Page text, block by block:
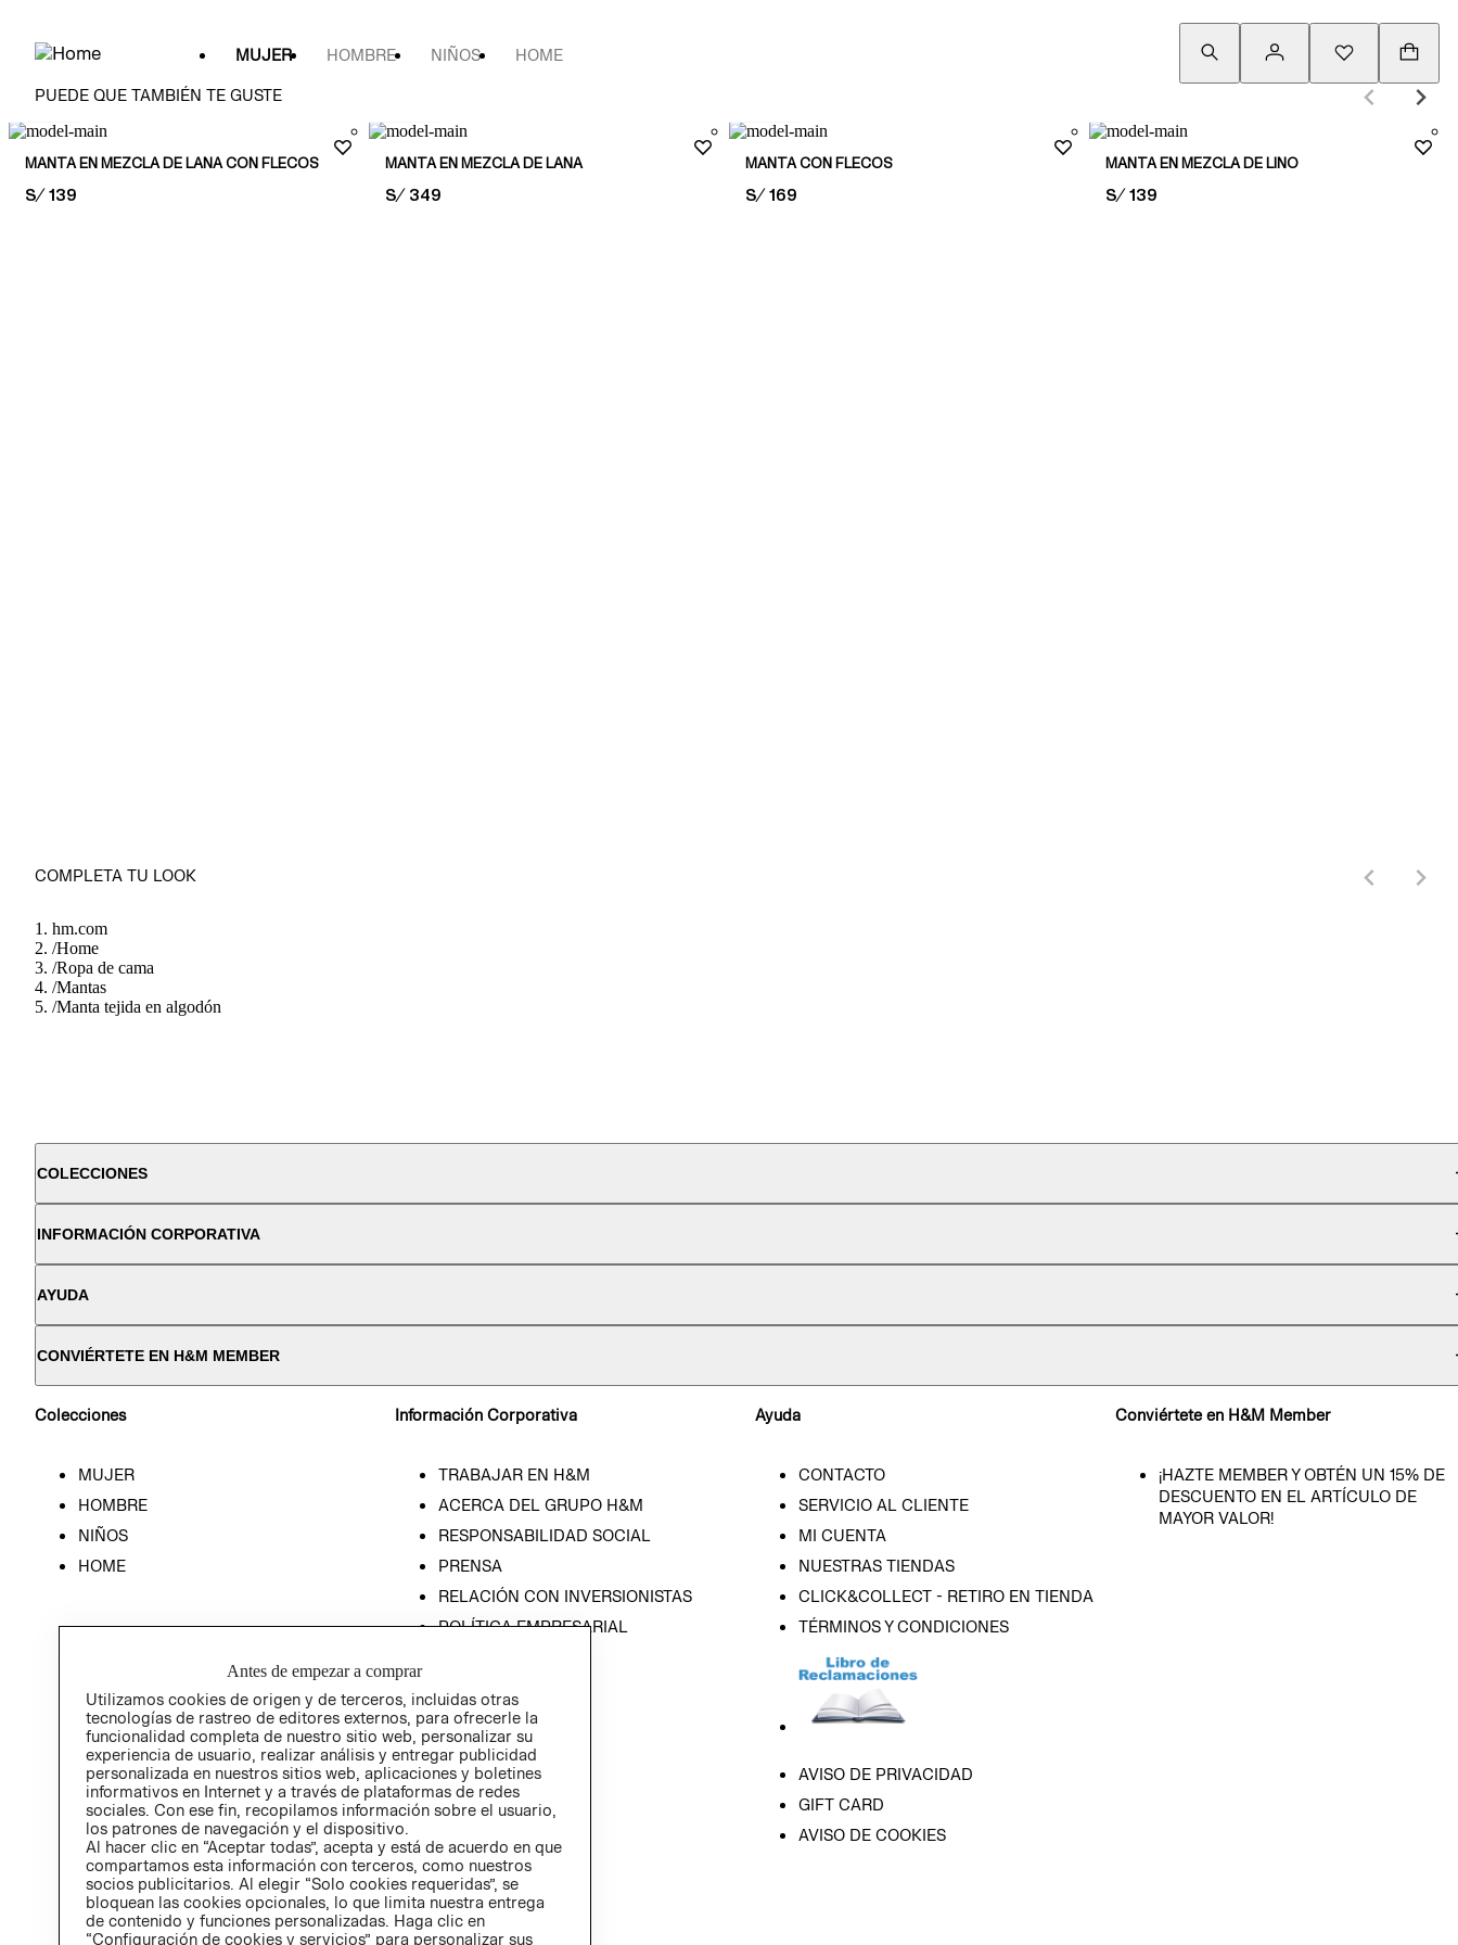
MUJER HOMBRE NIÑOS HOME
PUEDE QUE TAMBIÉN TE GUSTE
MANTA EN MEZCLA DE LANA CON FLECOS
PRICE:
S/ 139
MANTA EN MEZCLA DE LANA
PRICE:
S/ 349
MANTA CON FLECOS
PRICE:
S/ 169
MANTA EN MEZCLA DE LINO
PRICE:
S/ 139
COMPLETA TU LOOK
hm.com
/Home
/Ropa de cama
/Mantas
/Manta tejida en algodón
COLECCIONES
INFORMACIÓN CORPORATIVA
AYUDA
CONVIÉRTETE EN H&M MEMBER
Colecciones
MUJER
HOMBRE
NIÑOS
HOME
Información Corporativa
TRABAJAR EN H&M
ACERCA DEL GRUPO H&M
RESPONSABILIDAD SOCIAL
PRENSA
RELACIÓN CON INVERSIONISTAS
POLÍTICA EMPRESARIAL
Ayuda
CONTACTO
SERVICIO AL CLIENTE
MI CUENTA
NUESTRAS TIENDAS
CLICK&COLLECT - RETIRO EN TIENDA
TÉRMINOS Y CONDICIONES
AVISO DE PRIVACIDAD
GIFT CARD
AVISO DE COOKIES
Conviértete en H&M Member
¡HAZTE MEMBER Y OBTÉN UN 15% DE
DESCUENTO EN EL ARTÍCULO DE
MAYOR VALOR!
Antes de empezar a comprar
Utilizamos cookies de origen y de terceros, incluidas otras
tecnologías de rastreo de editores externos, para ofrecerle la
funcionalidad completa de nuestro sitio web, personalizar su
experiencia de usuario, realizar análisis y entregar publicidad
personalizada en nuestros sitios web, aplicaciones y boletines
informativos en Internet y a través de plataformas de redes
sociales. Con ese fin, recopilamos información sobre el usuario,
los patrones de navegación y el dispositivo.
Al hacer clic en “Aceptar todas”, acepta y está de acuerdo en que
compartamos esta información con terceros, como nuestros
socios publicitarios. Al elegir “Solo cookies requeridas”, se
bloquean las cookies opcionales, lo que limita nuestra entrega
de contenido y funciones personalizadas. Haga clic en
“Configuración de cookies y servicios” para personalizar sus